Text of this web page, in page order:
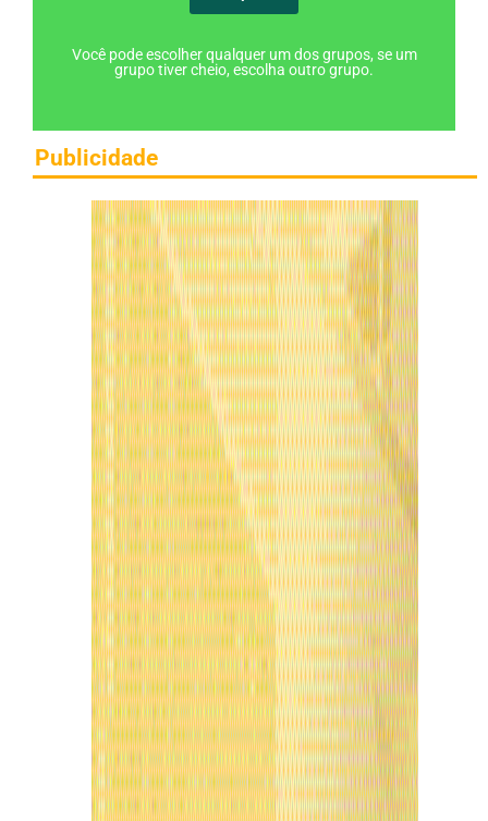
Você pode escolher qualquer um dos grupos, se um
grupo tiver cheio, escolha outro grupo.
Publicidade